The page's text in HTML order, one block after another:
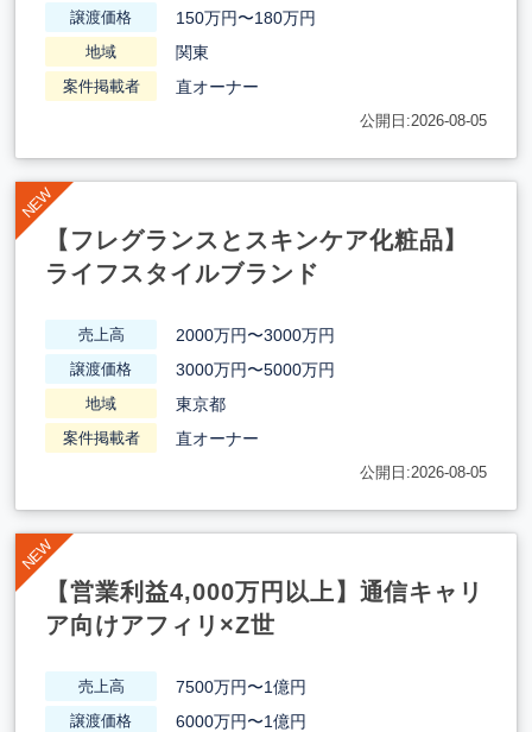
譲渡価格 150万円〜180万円
地域 関東
案件掲載者 直オーナー
公開日:2026-08-05
【フレグランスとスキンケア化粧品】
ライフスタイルブランド
売上高 2000万円〜3000万円
譲渡価格 3000万円〜5000万円
地域 東京都
案件掲載者 直オーナー
公開日:2026-08-05
【営業利益4,000万円以上】通信キャリ
ア向けアフィリ×Z世
売上高 7500万円〜1億円
譲渡価格 6000万円〜1億円